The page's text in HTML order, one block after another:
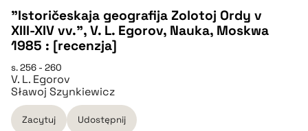
pobierz cytat
CZYSTY TEKST
pobierz cytat
BIBTEX
"Istoričeskaja geografija Zolotoj Ordy v
XIII-XIV vv.", V. L. Egorov, Nauka, Moskwa
1985 : [recenzja]
s. 256 - 260
V. L. Egorov
Sławoj Szynkiewicz
Zacytuj Udostępnij